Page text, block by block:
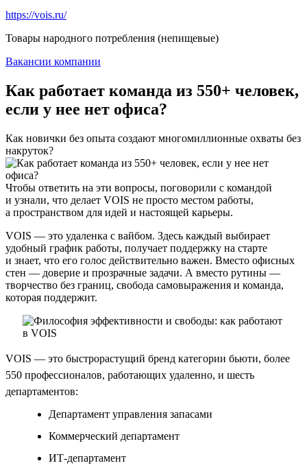
https://vois.ru/
Товары народного потребления (непищевые)
Вакансии компании
Как работает команда из 550+ человек,
если у нее нет офиса?
Как новички без опыта создают многомиллионные охваты без
накруток?
Чтобы ответить на эти вопросы, поговорили с командой
и узнали, что делает VOIS не просто местом работы,
а пространством для идей и настоящей карьеры.
VOIS — это удаленка с вайбом. Здесь каждый выбирает
удобный график работы, получает поддержку на старте
и знает, что его голос действительно важен. Вместо офисных
стен — доверие и прозрачные задачи. А вместо рутины —
творчество без границ, свобода самовыражения и команда,
которая поддержит.
VOIS — это быстрорастущий бренд категории бьюти, более
550 профессионалов, работающих удаленно, и шесть
департаментов:
Департамент управления запасами
Коммерческий департамент
ИТ-департамент